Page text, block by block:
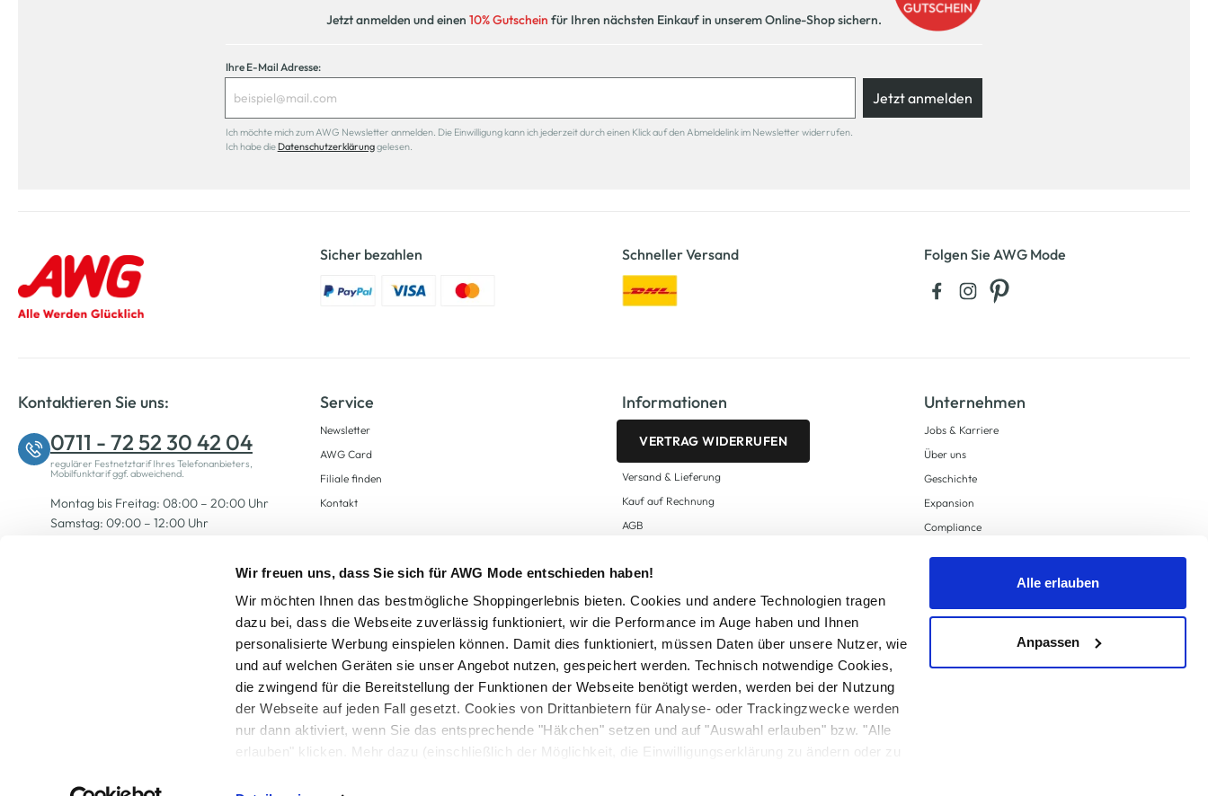
Wir freuen uns, dass Sie sich für AWG Mode entschieden haben!
Wir möchten Ihnen das bestmögliche Shoppingerlebnis bieten. Cookies und andere Technologien tragen
dazu bei, dass die Webseite zuverlässig funktioniert, wir die Performance im Auge haben und Ihnen
personalisierte Werbung einspielen können. Damit dies funktioniert, müssen Daten über unsere Nutzer, wie
und auf welchen Geräten sie unser Angebot nutzen, gespeichert werden. Technisch notwendige Cookies,
die zwingend für die Bereitstellung der Funktionen der Webseite benötigt werden, werden bei der Nutzung
der Webseite auf jeden Fall gesetzt. Cookies von Drittanbietern für Analyse- oder Trackingzwecke werden
nur dann aktiviert, wenn Sie das entsprechende "Häkchen" setzen und auf "Auswahl erlauben" bzw. "Alle
erlauben" klicken. Mehr dazu (einschließlich der Möglichkeit, die Einwilligungserklärung zu ändern oder zu
Alle erlauben
Anpassen
Jetzt anmelden und einen 10% Gutschein für Ihren nächsten Einkauf in unserem Online-Shop sichern.
Ihre E-Mail Adresse:
Jetzt anmelden
Ich möchte mich zum AWG Newsletter anmelden. Die Einwilligung kann ich jederzeit durch einen Klick auf den Abmeldelink im Newsletter widerrufen.
Ich habe die Datenschutzerklärunggelesen.
Sicher bezahlen Schneller Versand Folgen Sie AWG Mode
Kontaktieren Sie uns:
0711 - 72 52 30 42 04
regulärer Festnetztarif Ihres Telefonanbieters,
Mobilfunktarif ggf. abweichend.
Montag bis Freitag: 08:00 – 20:00 Uhr
Samstag: 09:00 – 12:00 Uhr
Service
Newsletter
AWG Card
Filiale finden
Kontakt
Informationen
VERTRAG WIDERRUFEN
Versand & Lieferung
Kauf auf Rechnung
AGB
Zahlungsarten
Datenschutz
AWG CARD Teilnahmebedingungen
Unternehmen
Jobs & Karriere
Über uns
Geschichte
Expansion
Compliance
Supply Chain Due Diligence
Alle Preise inkl. gesetzl. Mehrwertsteuer zzgl.